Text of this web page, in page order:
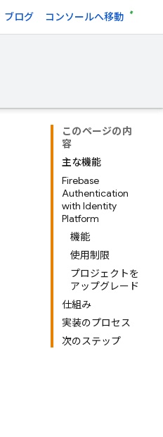
ブログ コンソールへ移動
このページの内
容
主な機能
Firebase
Authentication
with Identity
Platform
機能
使用制限
プロジェクトを
アップグレード
仕組み
実装のプロセス
次のステップ